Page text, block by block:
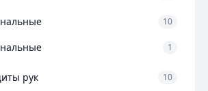
10
1
рук 10